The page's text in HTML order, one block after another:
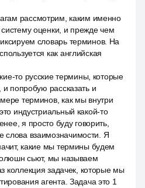
рассмотрим, каким именно
оценки, и прежде чем
словарь терминов. На
как английская
то русские термины, которые
попробую рассказать и
терминов, как мы внутри
индустриальный какой-то
я просто буду говорить,
слова взаимозначимости. Я
какие мы термины будем
сьют, мы называем
коллекция задачек, которые мы
агента. Задача это 1